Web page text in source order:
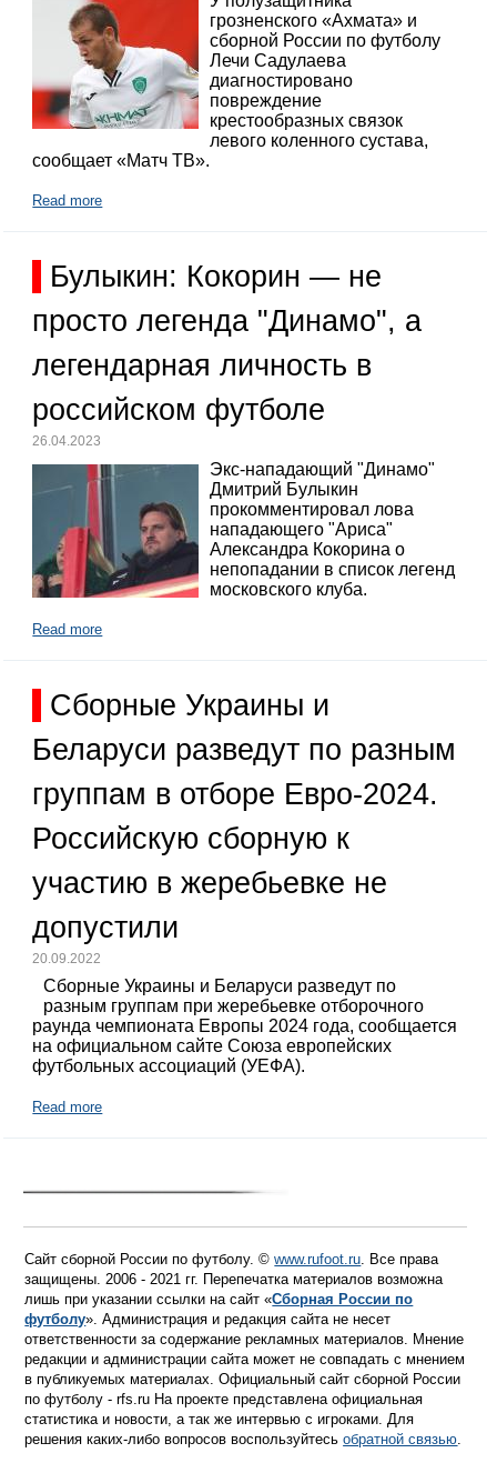
грозненского «Ахмата» и
сборной России по футболу
Лечи Садулаева
диагностировано
повреждение
крестообразных связок
левого коленного сустава,
сообщает «Матч ТВ».
Read more
Булыкин: Кокорин — не
просто легенда "Динамо", а
легендарная личность в
российском футболе
26.04.2023
Экс-нападающий "Динамо"
Дмитрий Булыкин
прокомментировал лова
нападающего "Ариса"
Александра Кокорина о
непопадании в список легенд
московского клуба.
Read more
Сборные Украины и
Беларуси разведут по разным
группам в отборе Евро-2024.
Российскую сборную к
участию в жеребьевке не
допустили
20.09.2022
Сборные Украины и Беларуси разведут по
разным группам при жеребьевке отборочного
раунда чемпионата Европы 2024 года, сообщается
на официальном сайте Союза европейских
футбольных ассоциаций (УЕФА).
Read more
Сайт сборной России по футболу. ©www.rufoot.ru. Все права
защищены. 2006 - 2021 гг. Перепечатка материалов возможна
лишь при указании ссылки на сайт «Сборная России по
футболу». Администрация и редакция сайта не несет
ответственности за содержание рекламных материалов. Мнение
редакции и администрации сайта может не совпадать с мнением
в публикуемых материалах. Официальный сайт сборной России
по футболу - rfs.ru На проекте представлена официальная
статистика и новости, а так же интервью с игроками. Для
решения каких-либо вопросов воспользуйтесьобратной связью.